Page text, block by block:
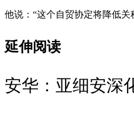
他说：“这个自贸协定将降低
延伸阅读
安华：亚细安深